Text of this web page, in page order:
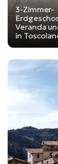
3-Zimmer-
Veranda
in